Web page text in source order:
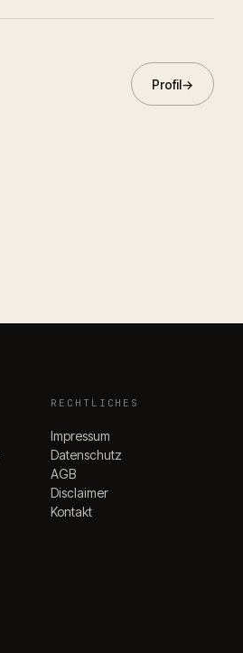
Profil→
RECHTLICHES
Impressum
Datenschutz
AGB
Disclaimer
Kontakt